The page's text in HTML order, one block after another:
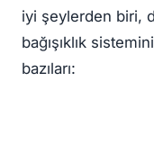
iyi şeylerden biri,
bağışıklık
bazıları: